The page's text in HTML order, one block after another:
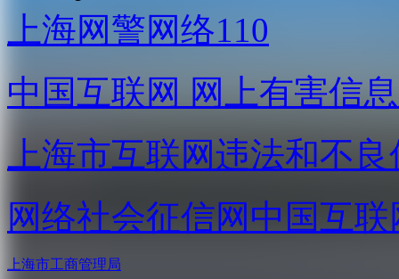
上海网警网络110
中国互联网 网上有害信
上海市互联网违法和不
网络社会征信网 中国互
上海市工商管理局